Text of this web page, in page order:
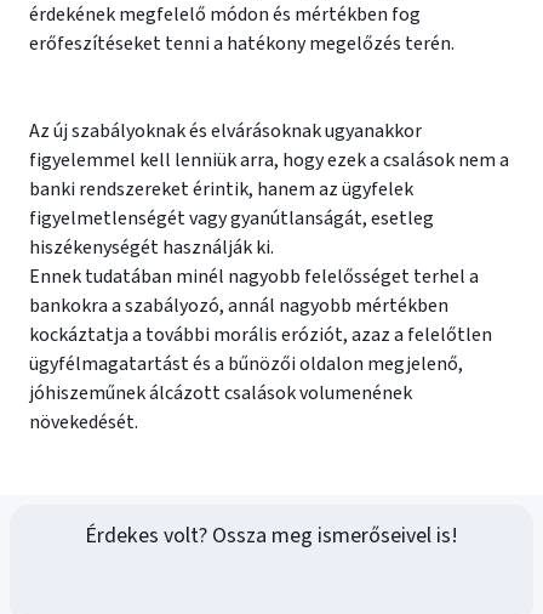
érdekének megfelelő módon és mértékben fog
erőfeszítéseket tenni a hatékony megelőzés terén.
Az új szabályoknak és elvárásoknak ugyanakkor
figyelemmel kell lenniük arra, hogy ezek a csalások nem a
banki rendszereket érintik, hanem az ügyfelek
figyelmetlenségét vagy gyanútlanságát, esetleg
hiszékenységét használják ki.
Ennek tudatában minél nagyobb felelősséget terhel a
bankokra a szabályozó, annál nagyobb mértékben
kockáztatja a további morális eróziót, azaz a felelőtlen
ügyfélmagatartást és a bűnözői oldalon megjelenő,
jóhiszeműnek álcázott csalások volumenének
növekedését.
Érdekes volt? Ossza meg ismerőseivel is!